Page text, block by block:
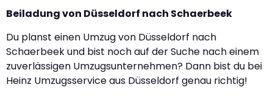
Beiladung von Düsseldorf nach Schaerbeek
Du planst einen Umzug von Düsseldorf nach
Schaerbeek und bist noch auf der Suche nach einem
zuverlässigen Umzugsunternehmen? Dann bist du bei
Heinz Umzugsservice aus Düsseldorf genau richtig!